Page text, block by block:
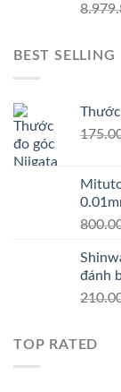
BEST SELLING
đánh
TOP RATED